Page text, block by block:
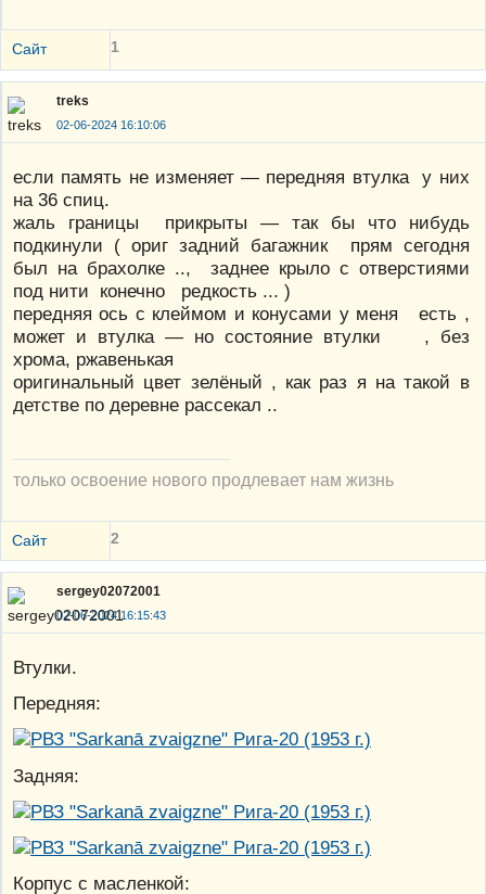
Сайт 1
treks
02-06-2024 16:10:06
если память не изменяет — передняя втулка у них
на 36 спиц.
жаль границы прикрыты — так бы что нибудь
подкинули ( ориг задний багажник прям сегодня
был на брахолке .., заднее крыло с отверстиями
под нити конечно редкость ... )
передняя ось с клеймом и конусами у меня есть ,
может и втулка — но состояние втулки , без
хрома, ржавенькая
оригинальный цвет зелёный , как раз я на такой в
детстве по деревне рассекал ..
только освоение нового продлевает нам жизнь
Сайт 2
sergey02072001
02-06-2024 16:15:43
Втулки.
Передняя:
Задняя:
Корпус с масленкой: